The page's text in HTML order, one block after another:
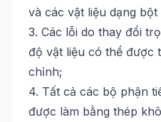
và các vật liệu dạng
3. Các lỗi do thay đổi
độ vật liệu có thể được
chỉnh;
4. Tất cả các bộ phận
được làm bằng thép